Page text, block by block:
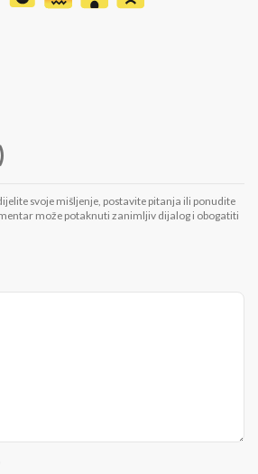
svoje mišljenje, postavite pitanja ili ponudite
može potaknuti zanimljiv dijalog i obogatiti